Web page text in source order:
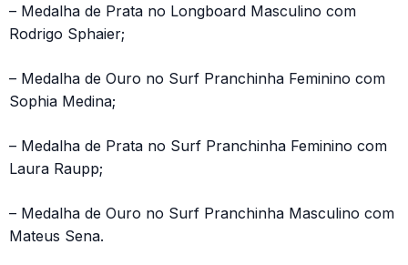
– Medalha de Prata no Longboard Masculino com
Rodrigo Sphaier;
– Medalha de Ouro no Surf Pranchinha Feminino com
Sophia Medina;
– Medalha de Prata no Surf Pranchinha Feminino com
Laura Raupp;
– Medalha de Ouro no Surf Pranchinha Masculino com
Mateus Sena.